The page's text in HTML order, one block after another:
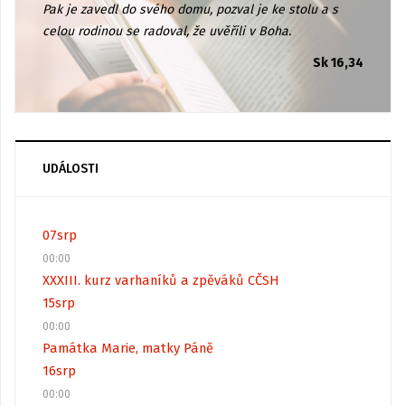
Pak je zavedl do svého domu, pozval je ke stolu a s
celou rodinou se radoval, že uvěřili v Boha.
Sk 16,34
UDÁLOSTI
07srp
00:00
XXXIII. kurz varhaníků a zpěváků CČSH
15srp
00:00
Památka Marie, matky Páně
16srp
00:00